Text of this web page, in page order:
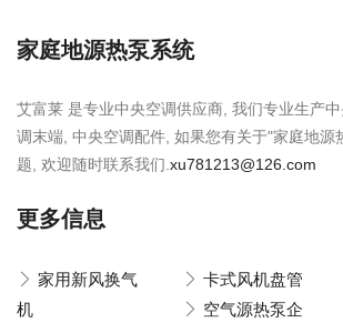
家庭地源热泵系统
艾富莱 是专业中央空调供应商, 我们专业生产
调末端, 中央空调配件, 如果您有关于"家庭地源
题, 欢迎随时联系我们. xu781213@126.com
更多信息
家用新风换气
机
卡式风机盘管
空气源热泵企